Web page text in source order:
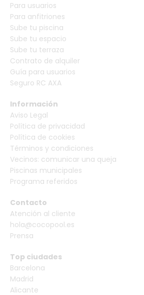
Para usuarios
Para anfitriones
Sube tu piscina
Sube tu espacio
Sube tu terraza
Contrato de alquiler
Guía para usuarios
Seguro RC AXA
Información
Aviso Legal
Política de privacidad
Política de cookies
Términos y condiciones
Vecinos: comunicar una queja
Piscinas municipales
Programa referidos
Contacto
Atención al cliente
hola@cocopool.es
Prensa
Top ciudades
Barcelona
Madrid
Alicante